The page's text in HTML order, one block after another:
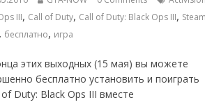
III, Call of Duty, Call of Duty: Black Ops III,
, бесплатно, игра
этих выходных (15 мая) вы можете
бесплатно установить и поиграть
Duty: Black Ops III вместе